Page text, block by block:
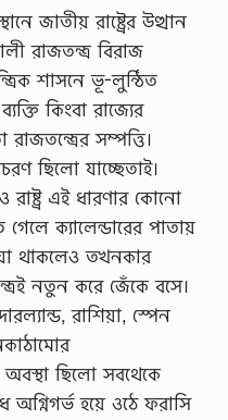
জাতীয় রাষ্ট্রের উত্থান
রাজতন্ত্র বিরাজ
শাসনে ভূ-লুন্ঠিত
কিংবা রাজ্যের
রাজতন্ত্রের সম্পত্তি।
ছিলো যাচ্ছেতাই।
এই ধারণার কোনো
ক্যালেন্ডারের পাতায়
থাকলেও তখনকার
নতুন করে জেঁকে বসে।
রাশিয়া, স্পেন
অবস্থা ছিলো সবথেকে
অগ্নিগর্ভ হয়ে ওঠে ফরাসি